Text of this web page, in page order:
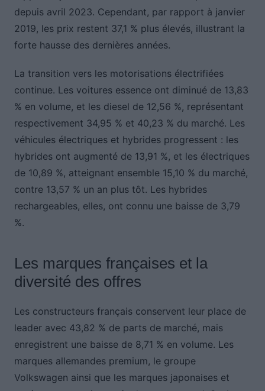
depuis avril 2023. Cependant, par rapport à janvier
2019, les prix restent 37,1 % plus élevés, illustrant la
forte hausse des dernières années.
La transition vers les motorisations électrifiées
continue. Les voitures essence ont diminué de 13,83
% en volume, et les diesel de 12,56 %, représentant
respectivement 34,95 % et 40,23 % du marché. Les
véhicules électriques et hybrides progressent : les
hybrides ont augmenté de 13,91 %, et les électriques
de 10,89 %, atteignant ensemble 15,10 % du marché,
contre 13,57 % un an plus tôt. Les hybrides
rechargeables, elles, ont connu une baisse de 3,79
%.
Les marques françaises et la
diversité des offres
Les constructeurs français conservent leur place de
leader avec 43,82 % de parts de marché, mais
enregistrent une baisse de 8,71 % en volume. Les
marques allemandes premium, le groupe
Volkswagen ainsi que les marques japonaises et